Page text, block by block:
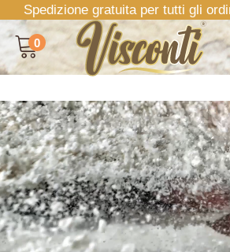
Spedizione gratuita per tutti gli
0